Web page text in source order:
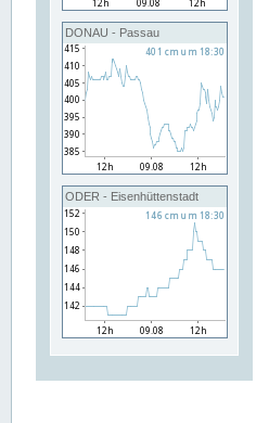
DONAU - Passau
ODER - Eisenhüttenstadt